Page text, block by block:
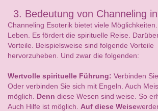
3. Bedeutung von Channeling
Channeling Esoterik bietet viele
Leben. Es fördert die spirituelle Reise.
Vorteile. Beispielsweise sind folgende Vorteile
hervorzuheben. Und zwar die folgenden:
Wertvolle spirituelle Führung: Verbinden
Oder verbinden Sie sich mit Engeln. Auch
möglich. Denn diese Wesen sind weise. So
Auch Hilfe ist möglich. Auf diese Weise